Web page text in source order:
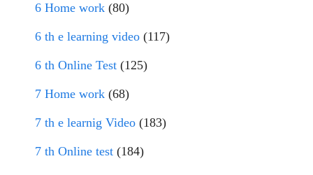
6 Home work (80)
6 th e learning video (117)
6 th Online Test (125)
7 Home work (68)
7 th e learnig Video (183)
7 th Online test (184)